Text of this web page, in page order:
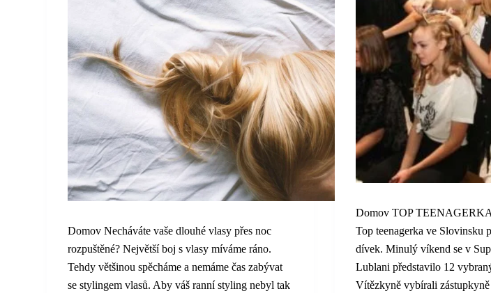
Domov Necháváte vaše dlouhé vlasy přes noc
rozpuštěné? Největší boj s vlasy míváme ráno.
Tehdy většinou spěcháme a nemáme čas zabývat
se stylingem vlasů. Aby váš ranní styling nebyl tak
Domov TOP TEENAGERKA
Top teenagerka ve Slovinsku
dívek. Minulý víkend se v
Lublani představilo 12
Vítězkyně vybírali